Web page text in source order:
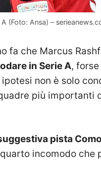
(Foto: Ansa) –
fa che Marcus
in Serie A,
non è solo
più importanti
pista Como
incomodo che